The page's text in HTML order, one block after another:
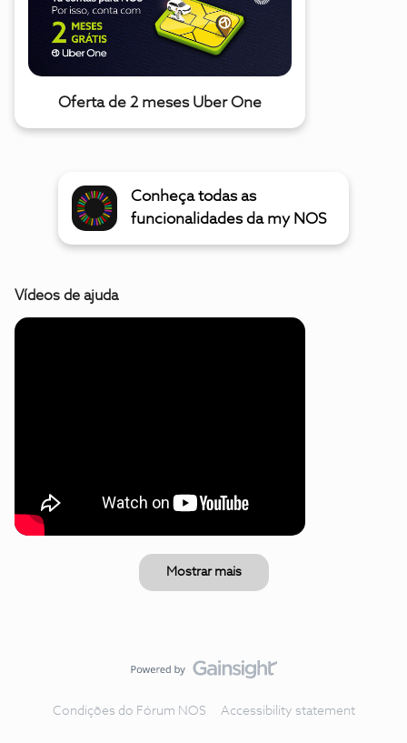
Oferta de 2 meses Uber One
Conheça todas as
funcionalidades da my NOS
Vídeos de ajuda
Mostrar mais
Condições do Fórum NOS Accessibility statement